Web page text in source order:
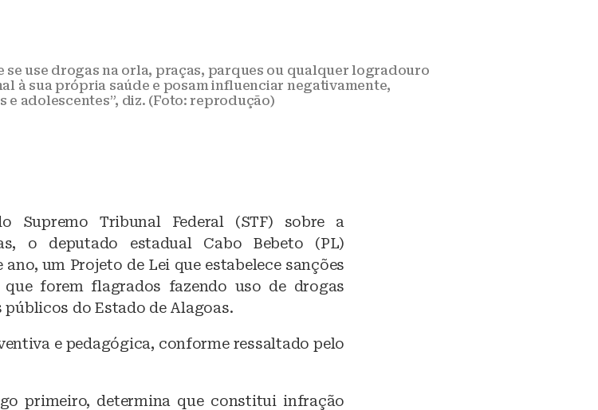
use drogas na orla, praças, parques ou qualquer logradouro
à sua própria saúde e posam influenciar negativamente,
e adolescentes”, diz. (Foto: reprodução)
Supremo Tribunal Federal (STF) sobre a
o deputado estadual Cabo Bebeto (PL)
um Projeto de Lei que estabelece sanções
forem flagrados fazendo uso de drogas
do Estado de Alagoas.
e pedagógica, conforme ressaltado pelo
primeiro, determina que constitui infração